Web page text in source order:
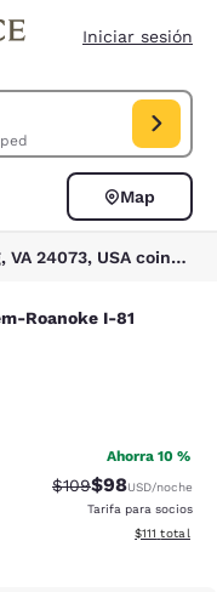
Iniciar sesión
24073, USA. Fecha de
Map
1 de hoteles cerca de Christiansburg, VA 24073, USA coinciden con tus filtros
Roanoke I-81
Roanoke I-81
Muy bueno. 2532
Ahorra 10 %
Precio tachado:
$109Precio con
$98USD/noche
Tarifa para socios
Ver detalles
$111 total